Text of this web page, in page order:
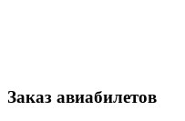
Заказ авиабилетов